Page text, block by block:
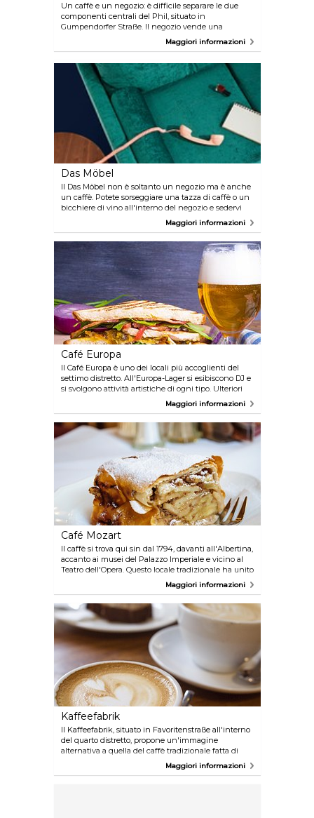
Un caffè e un negozio: è difficile separare le due
componenti centrali del Phil, situato in
Gumpendorfer Straße. Il negozio vende una
selezione di libri, DVD e vinili che si alternano
continuamente in uno spazio, ampio 140 metri
confortevole arredamento in stile retrò è perfetto per
rilassarsi e dare un'occhiata agli elenchi dei prodotti
in vendita stampati in formato menu mentre si
gusta un espresso o un piatto veloce. Ulteriori
informazioni sono disponibili su
www.wien.info/en/lifestyle-scene/trendy/phil
Maggiori informazioni
Das Möbel
Il Das Möbel non è soltanto un negozio ma è anche
un caffè. Potete sorseggiare una tazza di caffè o un
bicchiere di vino all'interno del negozio e sedervi
sui mobili dalla forma bizzarra in esposizione.
Ulteriori informazioni sono disponibili su
www.wien.info/en/lifestyle-scene/in-places/das-
moebel
Maggiori informazioni
Café Europa
Il Café Europa è uno dei locali più accoglienti del
settimo distretto. All'Europa-Lager si esibiscono DJ e
si svolgono attività artistiche di ogni tipo. Ulteriori
informazioni sono disponibili su
www.wien.info/en/lifestyle-scene/nightlife/trendy-
haunts/europa
Maggiori informazioni
Café Mozart
Il caffè si trova qui sin dal 1794, davanti all'Albertina,
accanto ai musei del Palazzo Imperiale e vicino al
Teatro dell'Opera. Questo locale tradizionale ha unito
la cultura con l'amore per il caffè fino ad arrivare ai
giorni nostri. Ulteriori informazioni sono disponibili
su www.wien.info/en/shopping-wining-
dining/coffeehouses/in-the-old-city
Maggiori informazioni
Kaffeefabrik
Il Kaffeefabrik, situato in Favoritenstraße all'interno
del quarto distretto, propone un'immagine
alternativa a quella del caffè tradizionale fatta di
tavoli di marmo, sedie Thonet e camerieri in frac
nero. Il negozio, allestito in modo improvvisato,
Maggiori informazioni